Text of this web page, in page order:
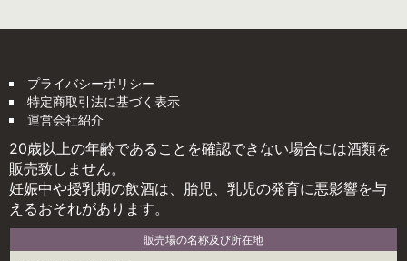
プライバシーポリシー
特定商取引法に基づく表示
運営会社紹介
20歳以上の年齢であることを確認できない場合には酒類を
販売致しません。
妊娠中や授乳期の飲酒は、胎児、乳児の発育に悪影響を与
えるおそれがあります。
販売場の名称及び所在地